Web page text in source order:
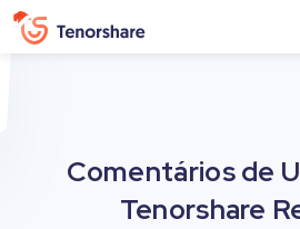
Comentários de
Tenorshare